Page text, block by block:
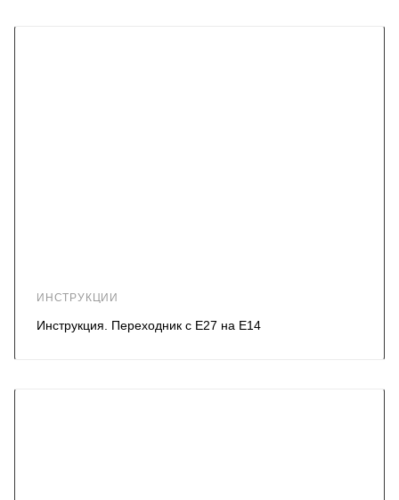
ИНСТРУКЦИИ
Инструкция. Переходник с Е27 на Е14